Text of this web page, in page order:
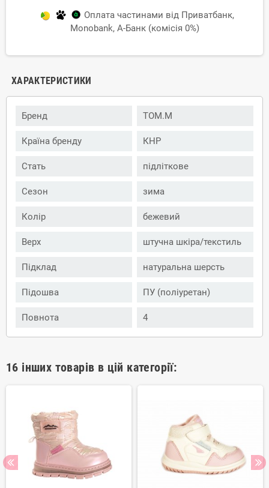
Оплата частинами від Приватбанк,
Monobank, А-Банк (комісія 0%)
ХАРАКТЕРИСТИКИ
Бренд TOM.M
Країна бренду КНР
Стать підліткове
Сезон зима
Колір бежевий
Верх штучна шкіра/текстиль
Підклад натуральна шерсть
Підошва ПУ (поліуретан)
Повнота 4
16 інших товарів в цій категорії: